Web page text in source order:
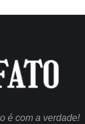
é com a verdade!